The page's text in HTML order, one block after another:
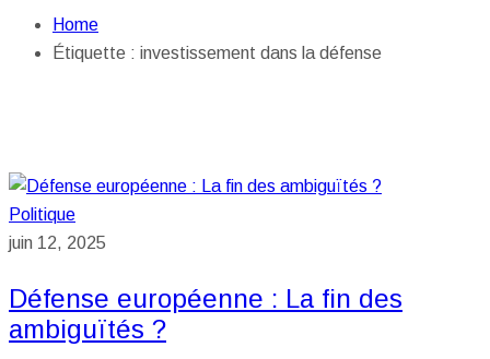
Home
Étiquette : investissement dans la défense
Politique
juin 12, 2025
Défense européenne : La fin des
ambiguïtés ?